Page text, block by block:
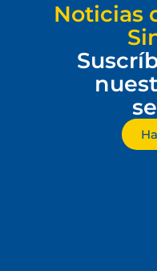
Noticias